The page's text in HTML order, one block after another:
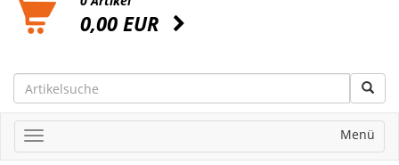
0,00 EUR
Menü